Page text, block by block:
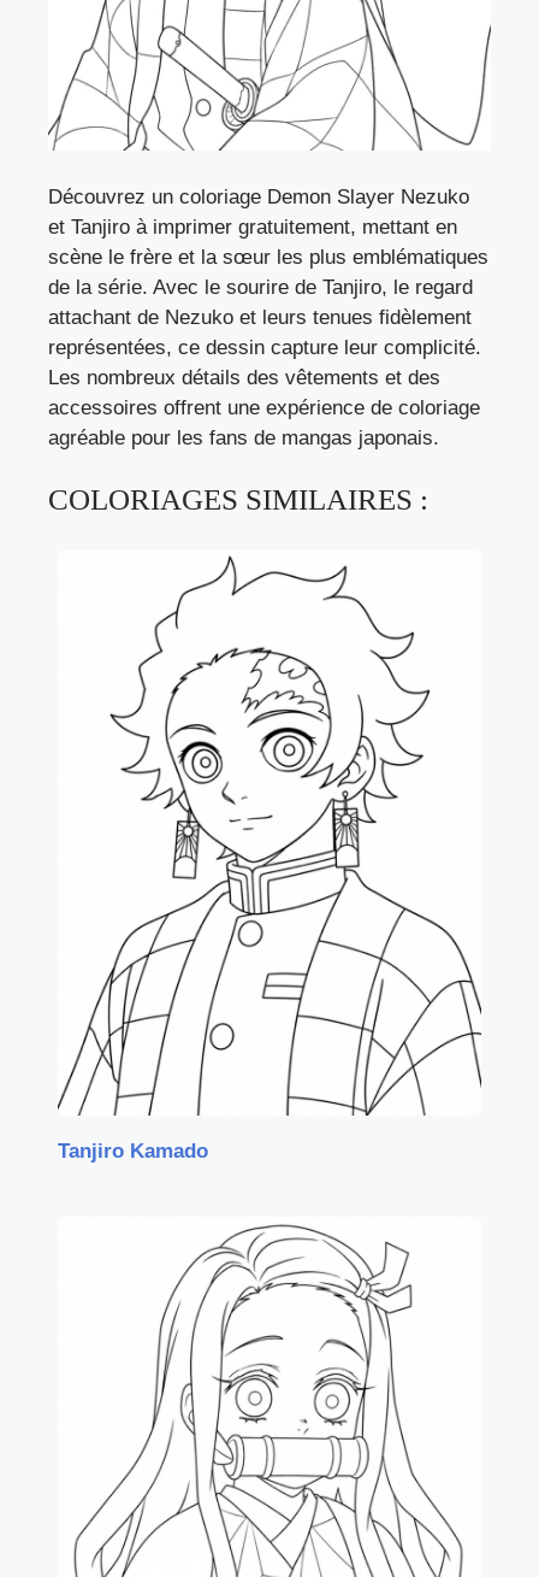
Découvrez un coloriage Demon Slayer Nezuko
et Tanjiro à imprimer gratuitement, mettant en
scène le frère et la sœur les plus emblématiques
de la série. Avec le sourire de Tanjiro, le regard
attachant de Nezuko et leurs tenues fidèlement
représentées, ce dessin capture leur complicité.
Les nombreux détails des vêtements et des
accessoires offrent une expérience de coloriage
agréable pour les fans de mangas japonais.
COLORIAGES SIMILAIRES :
Tanjiro Kamado